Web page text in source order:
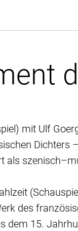
mit Ulf
Dichters
als
des
dem 15.